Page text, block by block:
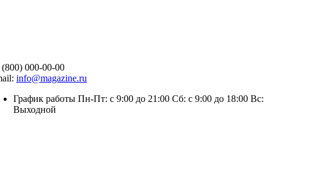
000-00-00
info@magazine.ru
График работы Пн-Пт: с 9:00 до 21:00 Сб: с 9:00 до 18:00 Вс:
Выходной